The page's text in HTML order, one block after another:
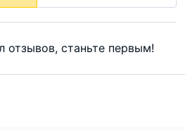
отзывов, станьте первым!